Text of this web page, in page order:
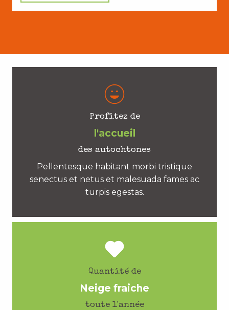
Profitez de
l'accueil
des autochtones
Pellentesque habitant morbi tristique
senectus et netus et malesuada fames ac
turpis egestas.
Quantité de
Neige fraiche
toute l'année